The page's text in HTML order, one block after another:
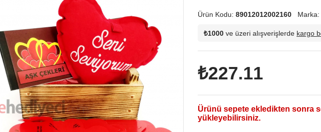
Ürün Kodu: 89012012002160 Marka:
₺1000 ve üzeri alışverişlerde kargo
₺227.11
Ürünü sepete ekledikten sonra
yükleyebilirsiniz.